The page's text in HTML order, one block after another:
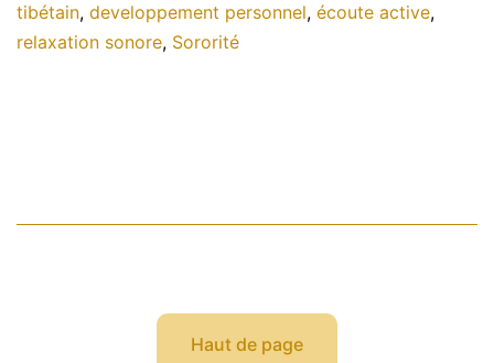
tibétain, developpement personnel, écoute active,
relaxation sonore, Sororité
Haut de page